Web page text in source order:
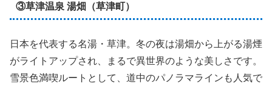
③草津温泉 湯畑（草津町）
日本を代表する名湯・草津。冬の夜は湯畑から上がる湯煙
がライトアップされ、まるで異世界のような美しさです。
雪景色満喫ルートとして、道中のパノラマラインも人気で